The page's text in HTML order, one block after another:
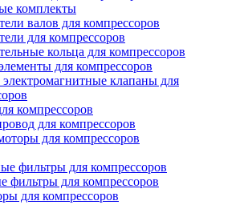
комплекты
валов для компрессоров
для компрессоров
кольца для компрессоров
для компрессоров
клапаны для
компрессоров
для компрессоров
для компрессоров
фильтры для компрессоров
фильтры для компрессоров
для компрессоров